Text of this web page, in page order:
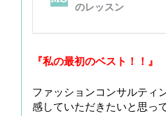
『私の最初のベスト！！』
ファッションコンサルティ
感していただきたいと思っ